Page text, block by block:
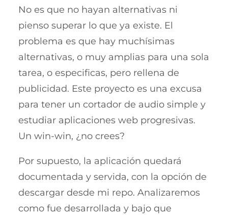
No es que no hayan alternativas ni
pienso superar lo que ya existe. El
problema es que hay muchísimas
alternativas, o muy amplias para una sola
tarea, o especificas, pero rellena de
publicidad. Este proyecto es una excusa
para tener un cortador de audio simple y
estudiar aplicaciones web progresivas.
Un win-win, ¿no crees?
Por supuesto, la aplicación quedará
documentada y servida, con la opción de
descargar desde mi repo. Analizaremos
como fue desarrollada y bajo que